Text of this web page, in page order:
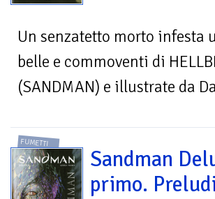
Un senzatetto morto infesta
belle e commoventi di
(SANDMAN) e illustrate da
FUMETTI
Sandman
primo.